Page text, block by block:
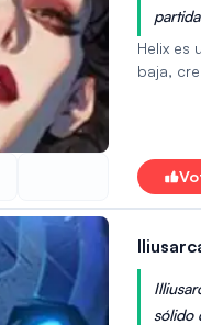
Helix es
baja,
difíciles.
opción
sólido